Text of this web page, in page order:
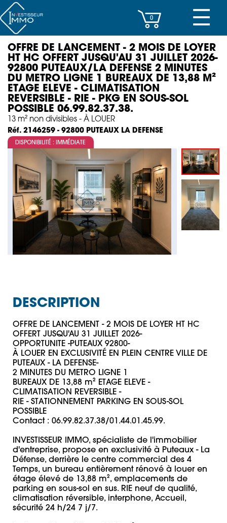
CENTRES D’AFFAIRES
IMMEUBLES DE RAPPORT
PROPERTY MANAGEMENT
PROGRAMMES NEUFS
SOCIÉTÉ
ACTUALITÉS
CONTACT
☰
0
OFFRE DE LANCEMENT - 2 MOIS DE LOYER
HT HC OFFERT JUSQU'AU 31 JUILLET 2026-
92800 PUTEAUX/LA DEFENSE 2 MINUTES
DU METRO LIGNE 1 BUREAUX DE 13,88 M²
ETAGE ELEVE - CLIMATISATION
REVERSIBLE - RIE - PKG EN SOUS-SOL
POSSIBLE 06.99.82.37.38.
13 m² non divisibles - À LOUER
Réf. 2146259 - 92800 PUTEAUX LA DEFENSE
DISPONIBILITÉ : IMMÉDIATE
DESCRIPTION
OFFRE DE LANCEMENT - 2 MOIS DE LOYER HT HC
OFFERT JUSQU'AU 31 JUILLET 2026-
OPPORTUNITE -PUTEAUX 92800-
À LOUER EN EXCLUSIVITÉ EN PLEIN CENTRE VILLE DE
PUTEAUX - LA DEFENSE-
2 MINUTES DU METRO LIGNE 1
BUREAUX DE 13,88 m² ETAGE ELEVE -
CLIMATISATION REVERSIBLE -
RIE - STATIONNEMENT PARKING EN SOUS-SOL
POSSIBLE
Contact : 06.99.82.37.38/01.44.01.45.99.
INVESTISSEUR IMMO, spécialiste de l'immobilier
d'entreprise, propose en exclusivité à Puteaux - La
Défense, derrière le centre commercial des 4
Temps, un bureau entièrement rénové à louer en
étage élevé de 13,88 m², emplacements de
parking en sous-sol en sus. RIE neuf de qualité,
climatisation réversible, interphone, Accueil,
sécurité 24 h/24 7 j/7.